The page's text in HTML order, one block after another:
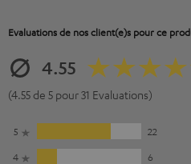
Evaluations de nos client(e)s pour ce
4.55
(4.55 de 5 pour 31 Evaluations)
5
22
4
6